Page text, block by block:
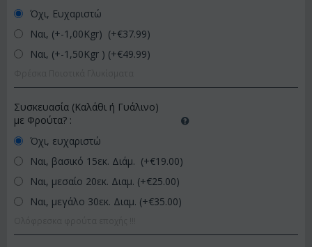
Όχι, Ευχαριστώ
Ναι, (+-1,00Kgr) (+€37.99)
Ναι, (+-1,50Kgr ) (+€49.99)
Συσκευασία (Καλάθι ή Γυάλινο)
με Φρούτα? :
Όχι, ευχαριστώ
Ναι, βασικό 15εκ. Διάμ. (+€19.00)
Ναι, μεσαίο 20εκ. Διαμ. (+€25.00)
Ναι, μεγάλο 30εκ. Διαμ. (+€35.00)